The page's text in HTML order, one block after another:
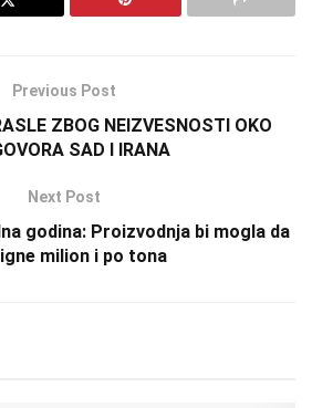
Previous Post
ZBOG NEIZVESNOSTI OKO
SAD I IRANA
Next Post
godina: Proizvodnja bi mogla da
milion i po tona